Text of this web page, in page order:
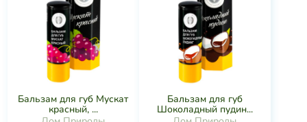
Бальзам для губ Мускат
красный, ...
Бальзам для губ
Шоколадный пудин...